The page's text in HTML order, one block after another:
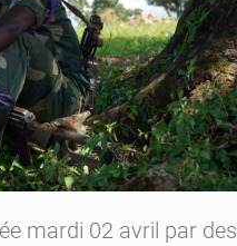
mardi 02 avril par des